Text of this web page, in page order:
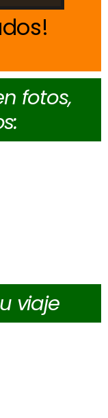
fotos,
viaje